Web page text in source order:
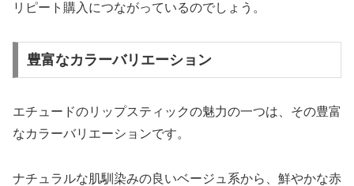
リピート購入につながっているのでしょう。
豊富なカラーバリエーション
エチュードのリップスティックの魅力の一つは、その豊富
なカラーバリエーションです。
ナチュラルな肌馴染みの良いベージュ系から、鮮やかな赤